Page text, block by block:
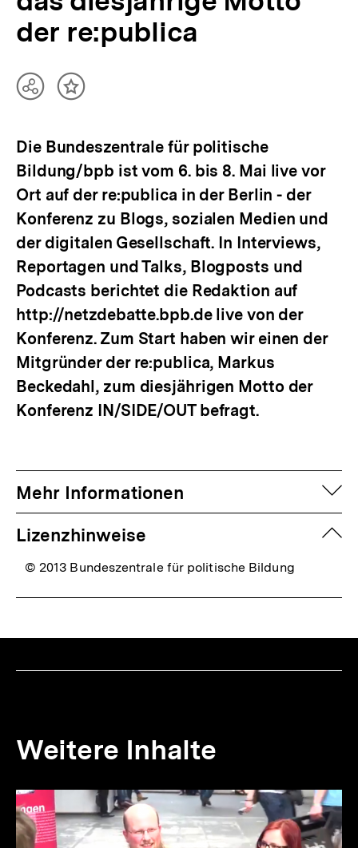
der re:publica
TeilenInhalt
Die Bundeszentrale für politische
Bildung/bpb ist vom 6. bis 8. Mai live vor
Ort auf der re:publica in der Berlin - der
Konferenz zu Blogs, sozialen Medien und
der digitalen Gesellschaft. In Interviews,
Reportagen und Talks, Blogposts und
Podcasts berichtet die Redaktion auf
http://netzdebatte.bpb.de live von der
Konferenz. Zum Start haben wir einen der
Mitgründer der re:publica, Markus
Beckedahl, zum diesjährigen Motto der
Konferenz IN/SIDE/OUT befragt.
Mehr Informationen
Lizenzhinweise
© 2013 Bundeszentrale für politische Bildung
Weitere Inhalte
Inhaltskarousell
für
weitere
Inhaltskarussell
überspringen